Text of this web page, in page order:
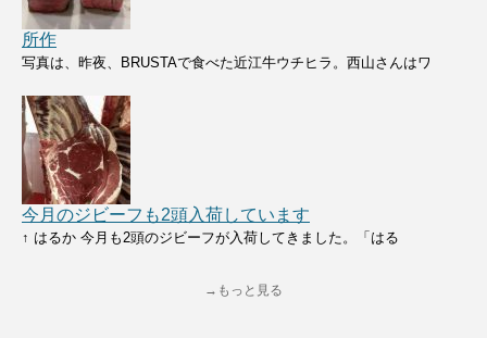
所作
写真は、昨夜、BRUSTAで食べた近江牛ウチヒラ。西山さんはワ
今月のジビーフも2頭入荷しています
↑ はるか 今月も2頭のジビーフが入荷してきました。「はる
→もっと見る